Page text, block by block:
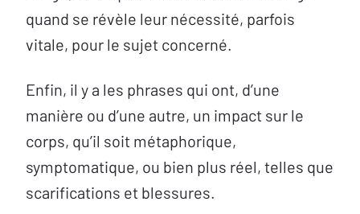
quand se révèle leur nécessité, parfois
vitale, pour le sujet concerné.
Enfin, il y a les phrases qui ont, d’une
manière ou d’une autre, un impact sur le
corps, qu’il soit métaphorique,
symptomatique, ou bien plus réel, telles que
scarifications et blessures.